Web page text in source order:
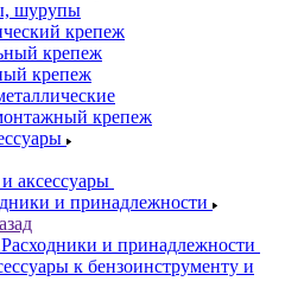
шурупы
крепеж
крепеж
крепеж
крепеж
аксессуары
и принадлежности
и принадлежности
к бензоинструменту и